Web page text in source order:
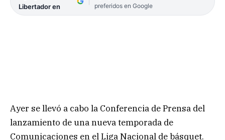
Libertador en
preferidos en Google
Ayer se llevó a cabo la Conferencia de Prensa del
lanzamiento de una nueva temporada de
Comunicaciones en el Liga Nacional de básquet.